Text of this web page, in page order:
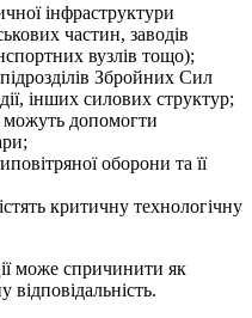
інфраструктури
частин, заводів
вузлів тощо);
Збройних Сил
інших силових структур;
можуть допомогти
оборони та її
критичну технологічну
може спричинити як
відповідальність.